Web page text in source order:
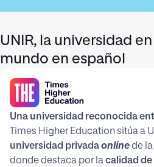
UNIR, la universidad en
mundo en español
Una universidad reconocida
Times Higher Education sitúa a
universidad privadaonlinede
donde destaca por lacalidad de